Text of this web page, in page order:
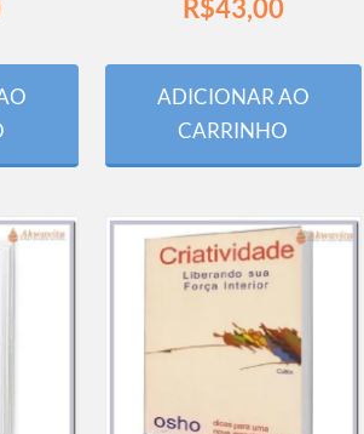
R$43,00
ADICIONAR AO
CARRINHO